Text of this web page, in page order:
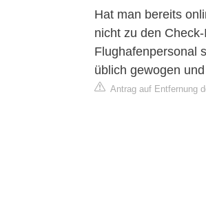
Hat man bereits
nicht zu den
Flughafenpersonal
üblich gewogen
Antrag auf Entfernung